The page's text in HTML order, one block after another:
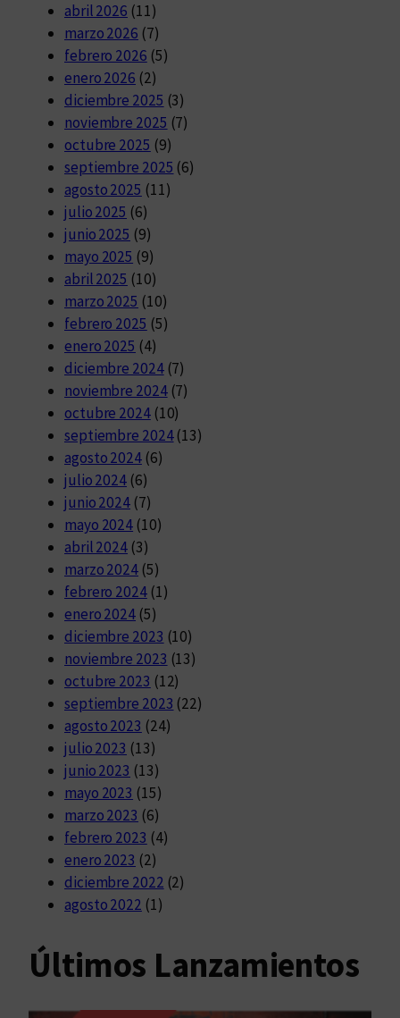
abril 2026 (11)
marzo 2026 (7)
febrero 2026 (5)
enero 2026 (2)
diciembre 2025 (3)
noviembre 2025 (7)
octubre 2025 (9)
septiembre 2025 (6)
agosto 2025 (11)
julio 2025 (6)
junio 2025 (9)
mayo 2025 (9)
abril 2025 (10)
marzo 2025 (10)
febrero 2025 (5)
enero 2025 (4)
diciembre 2024(7)
noviembre 2024(7)
octubre 2024(10)
septiembre 2024(13)
agosto 2024(6)
julio 2024 (6)
junio 2024 (7)
mayo 2024 (10)
abril 2024 (3)
marzo 2024 (5)
febrero 2024(1)
enero 2024 (5)
diciembre 2023 (10)
noviembre 2023 (13)
octubre 2023 (12)
septiembre 2023 (22)
agosto 2023 (24)
julio 2023 (13)
junio 2023 (13)
mayo 2023 (15)
marzo 2023 (6)
febrero 2023 (4)
enero 2023 (2)
diciembre 2022 (2)
agosto 2022 (1)
Últimos Lanzamientos